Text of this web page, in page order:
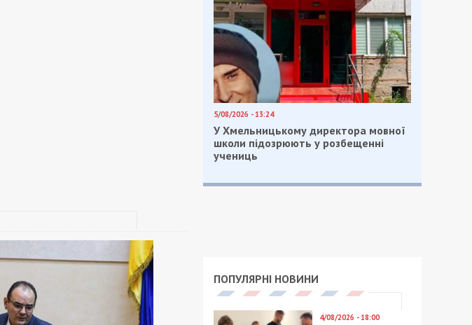
5/08/2026 - 13:24
У Хмельницькому директора мовної
школи підозрюють у розбещенні
учениць
ПОПУЛЯРНІ НОВИНИ
4/08/2026 - 18:00